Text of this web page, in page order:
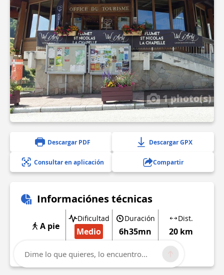
1 photo(s)
Descargar PDF Descargar GPX
Consultar en aplicación Compartir
Informaciónes técnicas
A pie
Dificultad
Medio
Duración
6h35mn
Dist.
20 km
Mostrar más
Dime lo que quieres, lo encuentro...